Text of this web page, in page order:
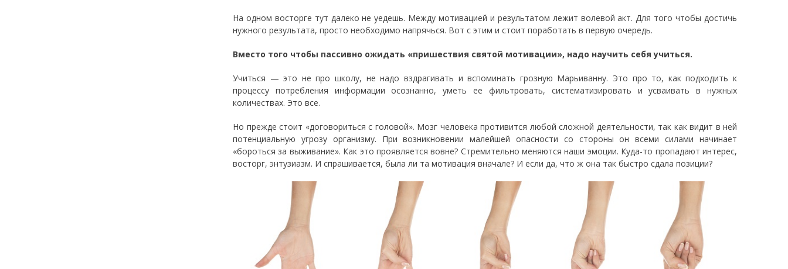
На одном восторге тут далеко не уедешь. Между мотивацией и результатом лежит волевой акт. Для того чтобы достичь
нужного результата, просто необходимо напрячься. Вот с этим и стоит поработать в первую очередь.
Вместо того чтобы пассивно ожидать «пришествия святой мотивации», надо научить себя учиться.
Учиться — это не про школу, не надо вздрагивать и вспоминать грозную Марьиванну. Это про то, как подходить к
процессу потребления информации осознанно, уметь ее фильтровать, систематизировать и усваивать в нужных
количествах. Это все.
Но прежде стоит «договориться с головой». Мозг человека противится любой сложной деятельности, так как видит в ней
потенциальную угрозу организму. При возникновении малейшей опасности со стороны он всеми силами начинает
«бороться за выживание». Как это проявляется вовне? Стремительно меняются наши эмоции. Куда-то пропадают интерес,
восторг, энтузиазм. И спрашивается, была ли та мотивация вначале? И если да, что ж она так быстро сдала позиции?